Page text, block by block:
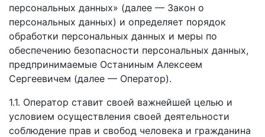
персональных данных» (далее — Закон о
персональных данных) и определяет порядок
обработки персональных данных и меры по
обеспечению безопасности персональных данных,
предпринимаемые Останиным Алексеем
Сергеевичем (далее — Оператор).
1.1. Оператор ставит своей важнейшей целью и
условием осуществления своей деятельности
соблюдение прав и свобод человека и гражданина